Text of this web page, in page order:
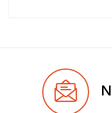
Utilisateur